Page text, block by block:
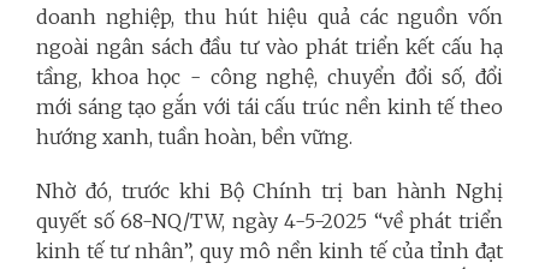
doanh nghiệp, thu hút hiệu quả các nguồn vốn
ngoài ngân sách đầu tư vào phát triển kết cấu hạ
tầng, khoa học - công nghệ, chuyển đổi số, đổi
mới sáng tạo gắn với tái cấu trúc nền kinh tế theo
hướng xanh, tuần hoàn, bền vững.
Nhờ đó, trước khi Bộ Chính trị ban hành Nghị
quyết số 68-NQ/TW, ngày 4-5-2025 “về phát triển
kinh tế tư nhân”, quy mô nền kinh tế của tỉnh đạt